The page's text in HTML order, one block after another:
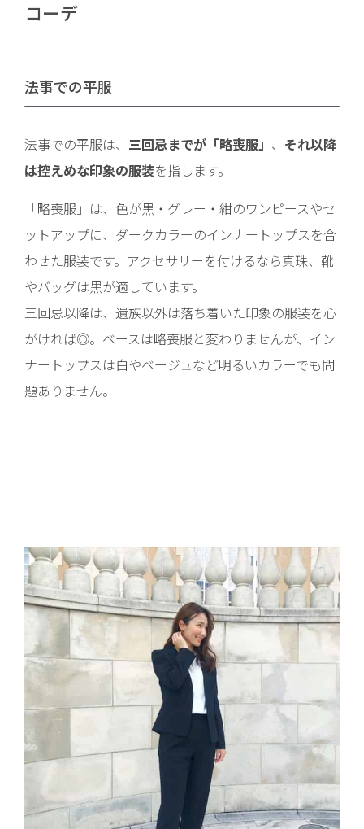
コーデ
法事での平服
法事での平服は、 三回忌までが「略喪服」 、 それ以降
は控えめな印象の服装を指します。
「略喪服」は、色が黒・グレー・紺のワンピースやセ
ットアップに、ダークカラーのインナートップスを合
わせた服装です。アクセサリーを付けるなら真珠、靴
やバッグは黒が適しています。
三回忌以降は、遺族以外は落ち着いた印象の服装を心
がければ◎。ベースは略喪服と変わりませんが、イン
ナートップスは白やベージュなど明るいカラーでも問
題ありません。